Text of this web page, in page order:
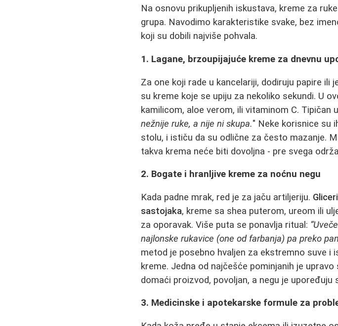
Na osnovu prikupljenih iskustava, kreme za
grupa. Navodimo karakteristike svake, bez
koji su dobili najviše pohvala.
1. Lagane, brzoupijajuće kreme za dnevnu
Za one koji rade u kancelariji, dodiruju papire ili
su kreme koje se upiju za nekoliko sekundi. U
kamilicom, aloe verom, ili vitaminom C. Tipičan
nežnije ruke, a nije ni skupa." Neke korisnice su
stolu, i ističu da su odlične za često mazanje.
takva krema neće biti dovoljna - pre svega
2. Bogate i hranljive kreme za noćnu negu
Kada padne mrak, red je za jaču artiljeriju.
sastojaka, kreme sa shea puterom, ureom ili
za oporavak. Više puta se ponavlja ritual:
najlonske rukavice (one od farbanja) pa preko
metod je posebno hvaljen za ekstremno suve i
kreme. Jedna od najčešće pominjanih je
domaći proizvod, povoljan, a negu je upoređuju
3. Medicinske i apotekarske formule za